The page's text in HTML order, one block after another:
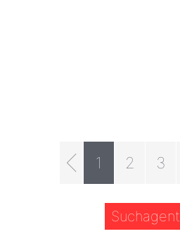
1 2 3
Suchagent